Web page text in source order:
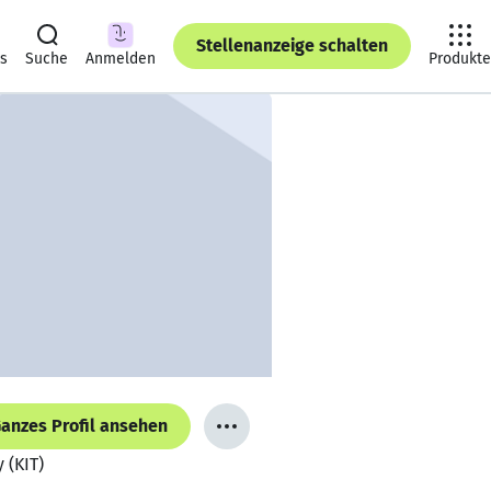
Suche Anmelden
Stellenanzeige schalten
Produkte
Profil ansehen
(KIT)